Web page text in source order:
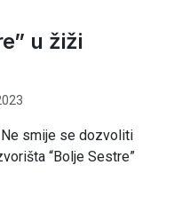
u žiži
Ne smije se dozvoliti
“Bolje Sestre”